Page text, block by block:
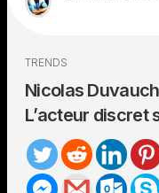
TRENDS
Nicolas
L’acteur discret